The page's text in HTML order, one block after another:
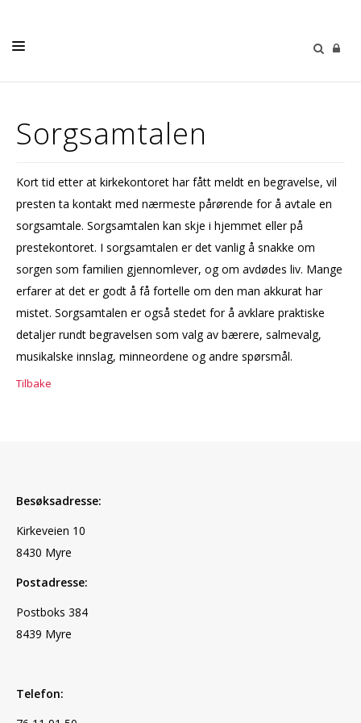
KIRKENE VÅRE
KALENDER
KONTAKT
Sorgsamtalen
Kort tid etter at kirkekontoret har fått meldt en begravelse, vil
presten ta kontakt med nærmeste pårørende for å avtale en
sorgsamtale. Sorgsamtalen kan skje i hjemmet eller på
prestekontoret. I sorgsamtalen er det vanlig å snakke om
sorgen som familien gjennomlever, og om avdødes liv. Mange
erfarer at det er godt å få fortelle om den man akkurat har
mistet. Sorgsamtalen er også stedet for å avklare praktiske
detaljer rundt begravelsen som valg av bærere, salmevalg,
musikalske innslag, minneordene og andre spørsmål.
Tilbake
Besøksadresse:
Kirkeveien 10
8430 Myre
Postadresse:
Postboks 384
8439 Myre
Telefon: